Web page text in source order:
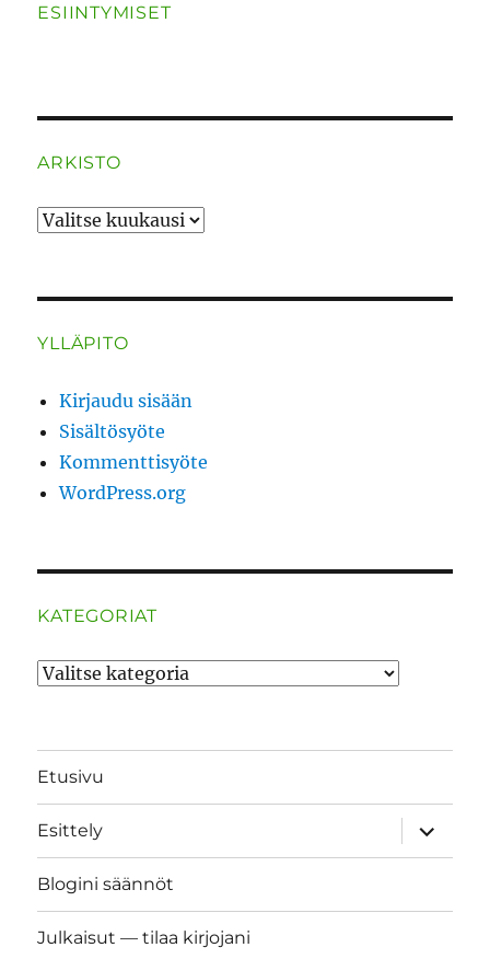
ESIINTYMISET
ARKISTO
ARKISTO
YLLÄPITO
Kirjaudu sisään
Sisältösyöte
Kommenttisyöte
WordPress.org
KATEGORIAT
Kategoriat
Etusivu
Esittely
näytä
Blogini säännöt
Julkaisut — tilaa kirjojani